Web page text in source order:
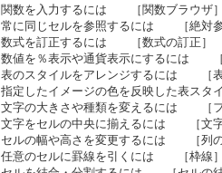
関数を入力するには ［関数ブラウザ
常に同じセルを参照するには ［絶対
数式を訂正するには ［数式の訂正］
数値を％表示や通貨表示にするには
表のスタイルをアレンジするには ［
指定したイメージの色を反映した表ス
文字の大きさや種類を変えるには ［
文字をセルの中央に揃えるには ［文
セルの幅や高さを変更するには ［列
任意のセルに罫線を引くには ［枠線